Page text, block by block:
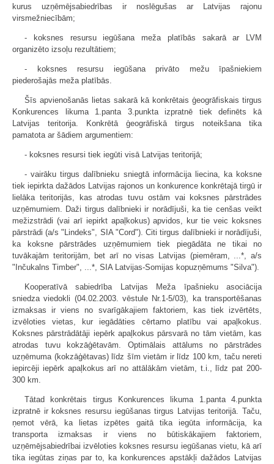
kurus uzņēmējsabiedrības ir noslēgušas ar Latvijas rajonu
virsmežniecībām;
- koksnes resursu iegūšana meža platībās sakarā ar LVM
organizēto izsoļu rezultātiem;
- koksnes resursu iegūšana privāto mežu īpašniekiem
piederošajās meža platībās.
Šīs apvienošanās lietas sakarā kā konkrētais ģeogrāfiskais tirgus
Konkurences likuma 1.panta 3.punkta izpratnē tiek definēts kā
Latvijas teritorija. Konkrētā ģeogrāfiskā tirgus noteikšana tika
pamatota ar šādiem argumentiem:
- koksnes resursi tiek iegūti visā Latvijas teritorijā;
- vairāku tirgus dalībnieku sniegtā informācija liecina, ka koksne
tiek iepirkta dažādos Latvijas rajonos un konkurence konkrētajā tirgū ir
lielāka teritorijās, kas atrodas tuvu ostām vai koksnes pārstrādes
uzņēmumiem. Daži tirgus dalībnieki ir norādījuši, ka tie cenšas veikt
mežizstrādi (vai arī iepirkt apaļkokus) apvidos, kur tie veic koksnes
pārstrādi (a/s "Lindeks", SIA "Cord"). Citi tirgus dalībnieki ir norādījuši,
ka koksne pārstrādes uzņēmumiem tiek piegādāta ne tikai no
tuvākajām teritorijām, bet arī no visas Latvijas (piemēram, ...*, a/s
"Inčukalns Timber", ...*, SIA Latvijas-Somijas kopuzņēmums "Silva").
Kooperatīvā sabiedrība Latvijas Meža īpašnieku asociācija
sniedza viedokli (04.02.2003. vēstule Nr.1-5/03), ka transportēšanas
izmaksas ir viens no svarīgākajiem faktoriem, kas tiek izvērtēts,
izvēloties vietas, kur iegādāties cērtamo platību vai apaļkokus.
Koksnes pārstrādātāji iepērk apaļkokus pārsvarā no tām vietām, kas
atrodas tuvu kokzāģētavām. Optimālais attālums no pārstrādes
uzņēmuma (kokzāģētavas) līdz šīm vietām ir līdz 100 km, taču nereti
iepircēji iepērk apaļkokus arī no attālākām vietām, t.i., līdz pat 200-
300 km.
Tātad konkrētais tirgus Konkurences likuma 1.panta 4.punkta
izpratnē ir koksnes resursu iegūšanas tirgus Latvijas teritorijā. Taču,
ņemot vērā, ka lietas izpētes gaitā tika iegūta informācija, ka
transporta izmaksas ir viens no būtiskākajiem faktoriem,
uzņēmējsabiedrībai izvēloties koksnes resursu iegūšanas vietu, kā arī
tika iegūtas ziņas par to, ka konkurences apstākļi dažādos Latvijas